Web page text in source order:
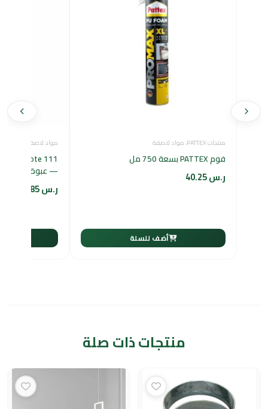
منتجات PATTEX ، مواد لاصقة
فوم PATTEX بسعة 750 مل
40.25ر.س
أضف للسلة
مواد لاصقة
— عبوة 1 كجم
261.85ر.س
منتجات ذات صلة